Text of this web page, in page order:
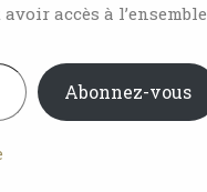
accès à l’ensemble
Abonnez-vous